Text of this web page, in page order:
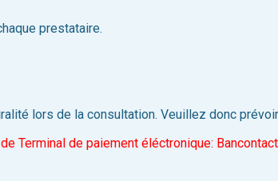
prestataire.
lors de la consultation. Veuillez donc
Terminal de paiement éléctronique: